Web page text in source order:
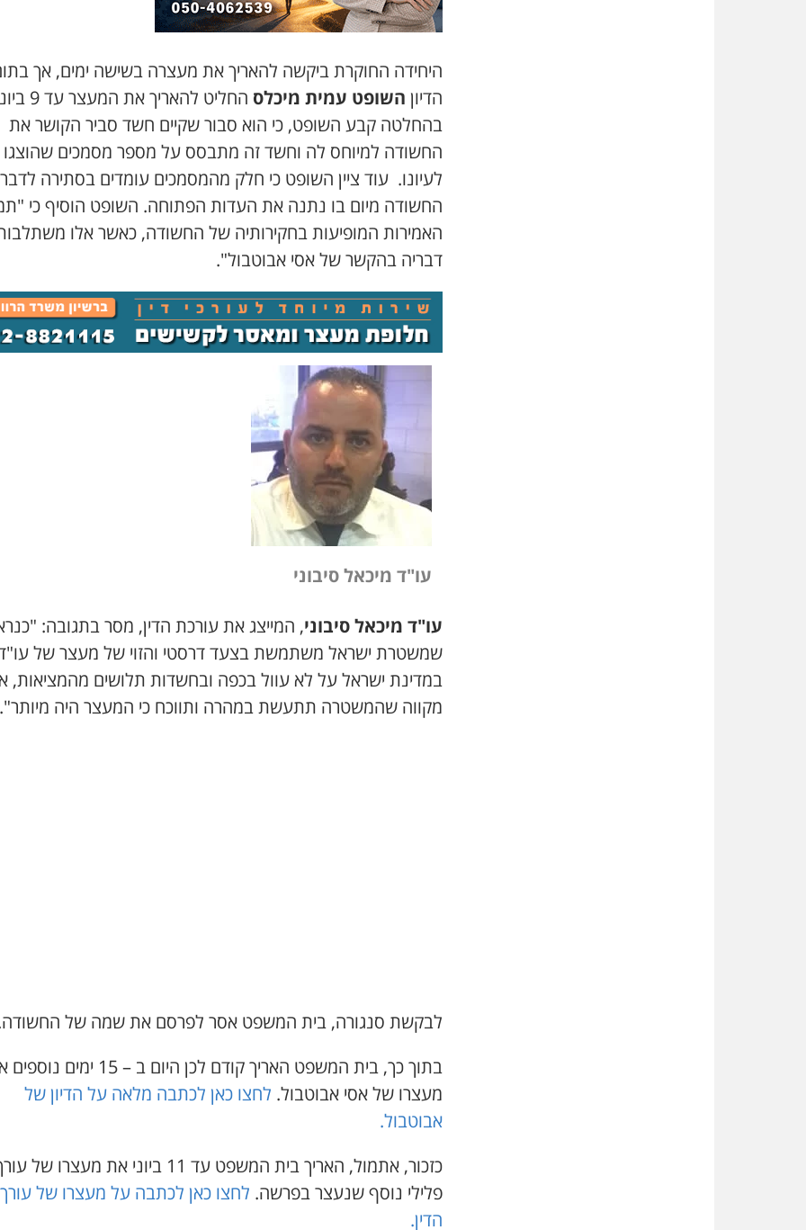
היחידה החוקרת ביקשה להאריך את מעצרה בשישה ימים, אך
הדיון השופט עמית מיכלס
החליט להאריך את
בהחלטה קבע השופט, כי הוא סבור שקיים חשד סביר הקושר את
החשודה למיוחס לה וחשד זה מתבסס על מספר מסמכים שהוצגו
לעיונו. עוד ציין השופט כי חלק מהמסמכים עומדים בסתירה
החשודה מיום בו נתנה את העדות הפתוחה. השופט הוסיף כי
האמירות המופיעות בחקירותיה של החשודה, כאשר אלו
דבריה בהקשר של אסי אבוטבול".
עו"ד מיכאל סיבוני
עו"ד מיכאל סיבוני, המייצג את עורכת הדין, מסר בתגובה: "
שמשטרת ישראל משתמשת בצעד דרסטי והזוי של מעצר של
במדינת ישראל על לא עוול בכפה ובחשדות תלושים מהמציאות,
מקווה שהמשטרה תתעשת במהרה ותווכח כי המעצר היה מיותר".
לבקשת סנגורה, בית המשפט אסר לפרסם את שמה של
בתוך כך, בית המשפט האריך קודם לכן היום ב – 15 ימים
מעצרו של אסי אבוטבול. לחצו כאן לכתבה מלאה על הדיון של
אבוטבול.
כזכור, אתמול, האריך בית המשפט עד 11 ביוני את מעצרו
פלילי נוסף שנעצר בפרשה. לחצו כאן לכתבה על מעצרו של עורך
הדין.